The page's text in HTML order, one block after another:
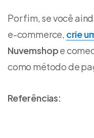
Por fim, se você
e-commerce, crie
Nuvemshope
como método de
Referências: